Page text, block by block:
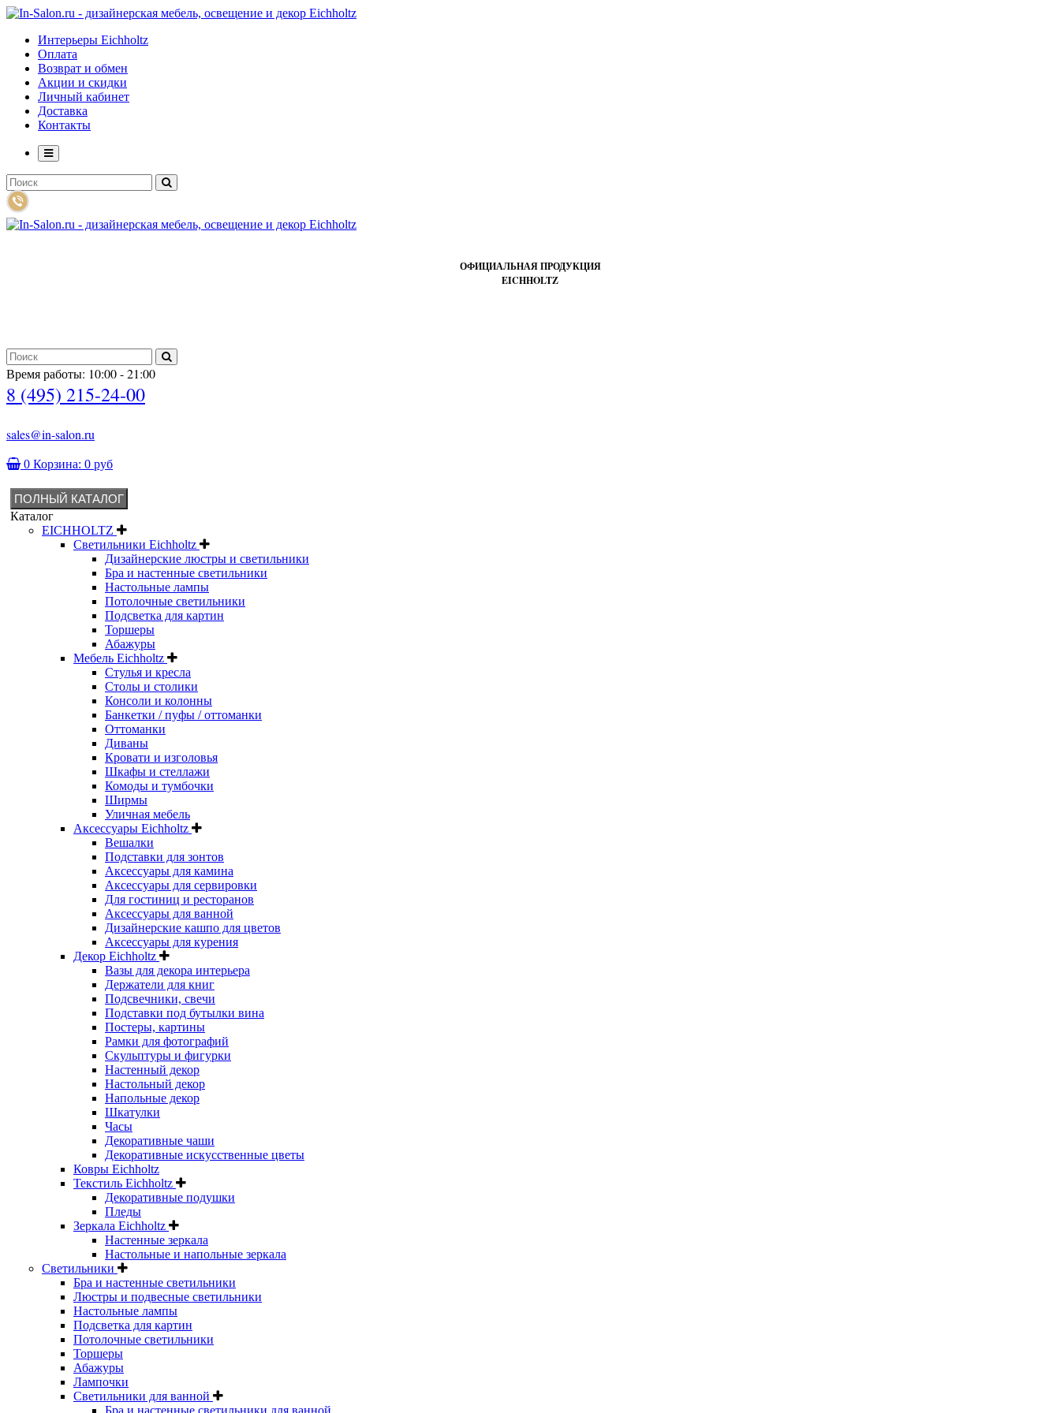
Интерьеры Eichholtz
Оплата
Возврат и обмен
Акции и скидки
Личный кабинет
Доставка
Контакты
ОФИЦИАЛЬНАЯ ПРОДУКЦИЯ
EICHHOLTZ
Время работы: 10:00 - 21:00
8 (495) 215-24-00
sales@in-salon.ru
0 Корзина: 0 руб
ПОЛНЫЙ КАТАЛОГ
Каталог
EICHHOLTZ
Светильники Eichholtz
Дизайнерские люстры и светильники
Бра и настенные светильники
Настольные лампы
Потолочные светильники
Подсветка для картин
Торшеры
Абажуры
Мебель Eichholtz
Стулья и кресла
Столы и столики
Консоли и колонны
Банкетки / пуфы / оттоманки
Оттоманки
Диваны
Кровати и изголовья
Шкафы и стеллажи
Комоды и тумбочки
Ширмы
Уличная мебель
Аксессуары Eichholtz
Вешалки
Подставки для зонтов
Аксессуары для камина
Аксессуары для сервировки
Для гостиниц и ресторанов
Аксессуары для ванной
Дизайнерские кашпо для цветов
Аксессуары для курения
Декор Eichholtz
Вазы для декора интерьера
Держатели для книг
Подсвечники, свечи
Подставки под бутылки вина
Постеры, картины
Рамки для фотографий
Скульптуры и фигурки
Настенный декор
Настольный декор
Напольные декор
Шкатулки
Часы
Декоративные чаши
Декоративные искусственные цветы
Ковры Eichholtz
Текстиль Eichholtz
Декоративные подушки
Пледы
Зеркала Eichholtz
Настенные зеркала
Настольные и напольные зеркала
Светильники
Бра и настенные светильники
Люстры и подвесные светильники
Настольные лампы
Подсветка для картин
Потолочные светильники
Торшеры
Абажуры
Лампочки
Светильники для ванной
Бра и настенные светильники для ванной